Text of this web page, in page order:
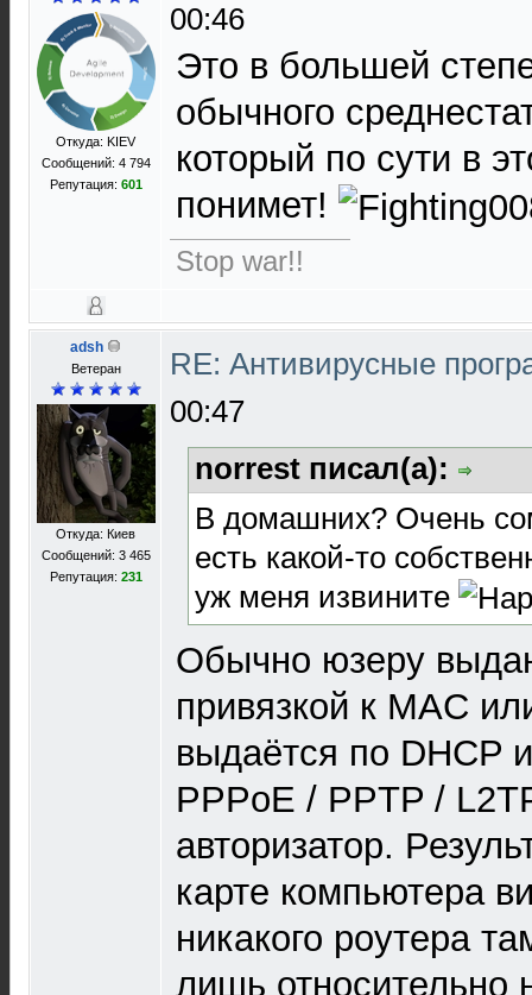
Откуда: KIEV
Сообщений: 4 794
Репутация: 601
00:46
Это в большей
обычного
который по сути в
понимет!
Stop war!!
adsh
Ветеран
Откуда: Киев
Сообщений: 3 465
Репутация: 231
RE: Антивирусные
00:47
norrest писал(а):
В домашних? Очень
есть какой-то
уж меня извините
Обычно юзеру
привязкой к MAC
выдаётся по DHCP
PPPoE / PPTP /
авторизатор.
карте компьютера
никакого роутера
лишь относительно